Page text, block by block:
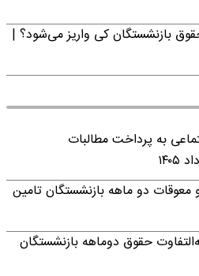
بازنشستگان کی واریز می‌شود؟ |
به پرداخت مطالبات
معوقات دو ماهه بازنشستگان تامین
حقوق دوماهه بازنشستگان